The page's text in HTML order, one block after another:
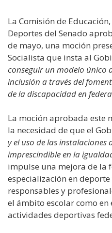
La Comisión de
Deportes del Senado
de mayo, una moción
Socialista que insta al
conseguir un modelo único
inclusión a través del
de la discapacidad en
La moción aprobada este
la necesidad de que el
y el uso de las
imprescindible en la
impulse una mejora de la
especialización en
responsables y
el ámbito escolar como en
actividades deportivas